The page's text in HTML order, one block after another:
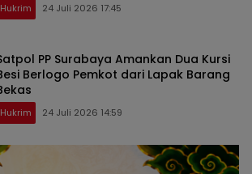
Hukrim 24 Juli 2026 17:45
PP Surabaya Amankan Dua Kursi
Berlogo Pemkot dari Lapak Barang
Hukrim 24 Juli 2026 14:59